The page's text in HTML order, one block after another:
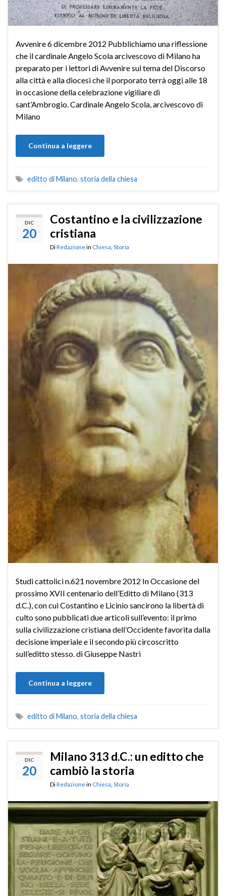
Avvenire 6 dicembre 2012 Pubblichiamo una riflessione
che il cardinale Angelo Scola arcivescovo di Milano ha
preparato per i lettori di Avvenire sul tema del Discorso
alla città e alla diocesi che il porporato terrà oggi alle 18
in occasione della celebrazione vigiliare di
sant’Ambrogio. Cardinale Angelo Scola, arcivescovo di
Milano
Continua a leggere
editto di Milano, storia della chiesa
DIC
20
Costantino e la civilizzazione
cristiana
DiRedazionein Chiesa, Storia
Studi cattolici n.621 novembre 2012 In Occasione del
prossimo XVII centenario dell’Editto di Milano (313
d.C.), con cui Costantino e Licinio sancirono la libertà di
culto sono pubblicati due articoli sull’evento: il primo
sulla civilizzazione cristiana dell’Occidente favorita dalla
decisione imperiale e il secondo più circoscritto
sull’editto stesso. di Giuseppe Nastri
Continua a leggere
editto di Milano, storia della chiesa
DIC
20
Milano 313 d.C.: un editto che
cambiò la storia
DiRedazionein Chiesa, Storia